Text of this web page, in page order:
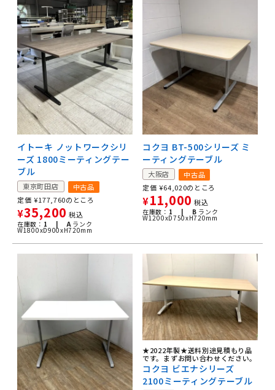
イトーキ ノットワークシリ
ーズ 1800ミーティングテー
ブル
東京町田店
中古品
定価 ¥177,760のところ
¥35,200 税込
在庫数： 1 | Aランク
W1800xD900xH720mm
コクヨ BT-500シリーズ ミ
ーティングテーブル
大阪店
中古品
定価 ¥64,020のところ
¥11,000 税込
在庫数： 1 | B ランク
W1200xD750xH720mm
★2022年製★送料別途見積もり品
です。まずお問い合わせください。
コクヨ ビエナシリーズ
2100ミーティングテーブル